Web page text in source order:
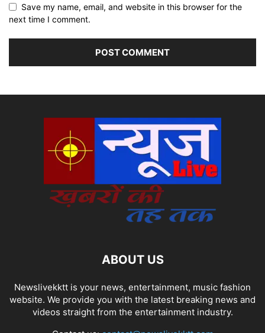
Save my name, email, and website in this browser for the
next time I comment.
ABOUT US
Newslivekktt is your news, entertainment, music fashion
website. We provide you with the latest breaking news and
videos straight from the entertainment industry.